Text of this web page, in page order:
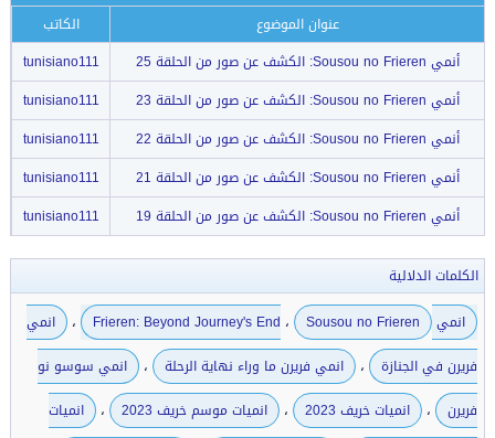
عنوان الموضوع
الكاتب
أنمي Sousou no Frieren: الكشف عن صور من الحلقة 25
tunisiano111
أنمي Sousou no Frieren: الكشف عن صور من الحلقة 23
tunisiano111
أنمي Sousou no Frieren: الكشف عن صور من الحلقة 22
tunisiano111
أنمي Sousou no Frieren: الكشف عن صور من الحلقة 21
tunisiano111
أنمي Sousou no Frieren: الكشف عن صور من الحلقة 19
tunisiano111
الكلمات الدلالية
انمي Frieren: Beyond Journey's End
، Sousou no Frieren ،
انمي
فريرن في الجنازة
، انمي فريرن ما وراء نهاية الرحلة ،
انمي سوسو نو
فريرن
، انميات خريف 2023 ، انميات موسم خريف 2023 ،
انميات